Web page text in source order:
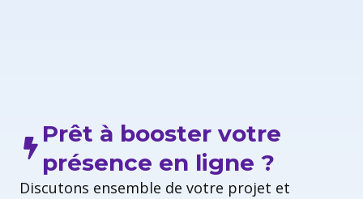
Prêt à booster votre
présence en ligne ?
Discutons ensemble de votre projet et